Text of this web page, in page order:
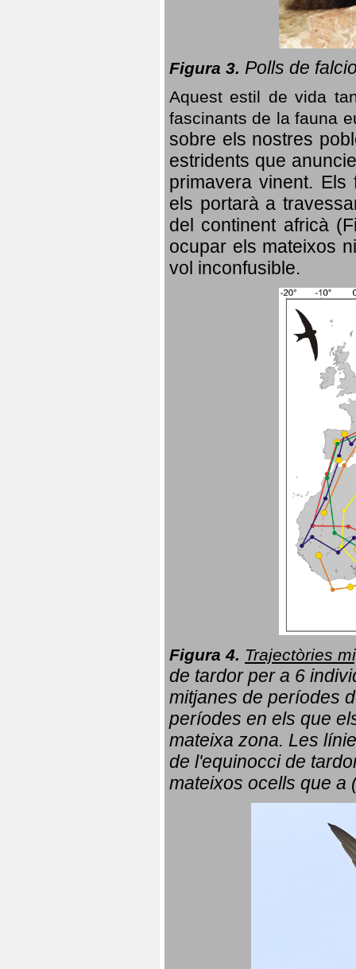
Figura 3. Polls de
Aquest estil de vida
fascinants de la fauna
sobre els nostres
estridents que
primavera vinent. Els
els portarà a
del continent africà
ocupar els mateixos
vol inconfusible.
Figura 4. Trajectòries
de tardor per a 6
mitjanes de períodes
períodes en els que
mateixa zona. Les
de l'equinocci de
mateixos ocells que a